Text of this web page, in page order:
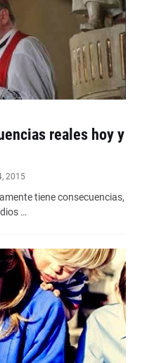
reales hoy y
2015
tiene consecuencias,
Los medios …